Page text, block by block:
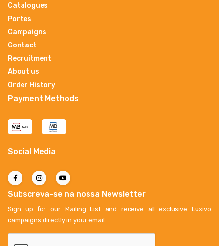
Catalogues
Portes
Campaigns
Contact
Recruitment
About us
Order History
Payment Methods
Social Media
Subscreva-se na nossa Newsletter
Sign up for our Mailing List and receive all exclusive Luxivo
campaigns directly in your email.